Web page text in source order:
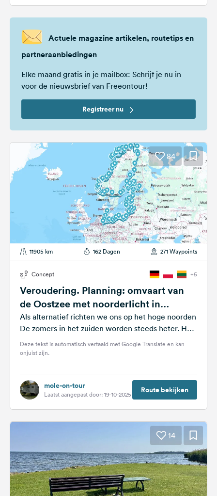
Actuele magazine artikelen, routetips en
partneraanbiedingen
Elke maand gratis in je mailbox: Schrijf je nu in
voor de nieuwsbrief van Freeontour!
Registreer nu
84
11905 km 162 Dagen 271 Waypoints
Concept +5
Veroudering. Planning: omvaart van
de Oostzee met noorderlicht in
oktober
Als alternatief richten we ons op het hoge noorden
De zomers in het zuiden worden steeds heter. Het
plan bestaat...
Deze tekst is automatisch vertaald met Google Translate en kan
onjuist zijn.
mole-on-tour
Laatst aangepast door: 19-10-2025 Route bekijken
14